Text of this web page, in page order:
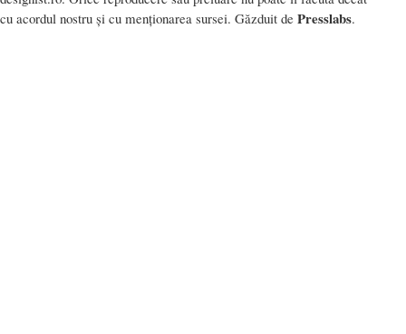
cu acordul nostru și cu menționarea sursei. Găzduit de Presslabs.